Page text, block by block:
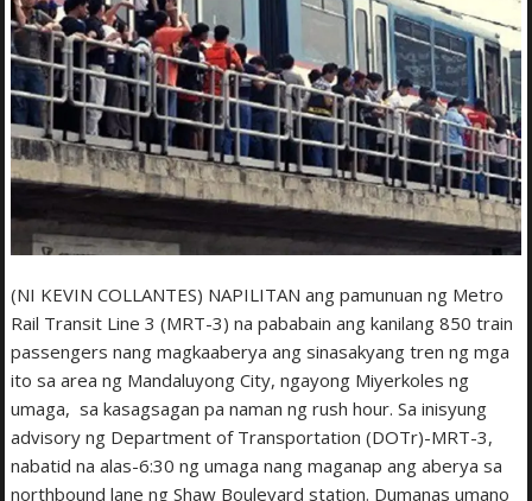
(NI KEVIN COLLANTES) NAPILITAN ang pamunuan ng Metro
Rail Transit Line 3 (MRT-3) na pababain ang kanilang 850 train
passengers nang magkaaberya ang sinasakyang tren ng mga
ito sa area ng Mandaluyong City, ngayong Miyerkoles ng
umaga, sa kasagsagan pa naman ng rush hour. Sa inisyung
advisory ng Department of Transportation (DOTr)-MRT-3,
nabatid na alas-6:30 ng umaga nang maganap ang aberya sa
northbound lane ng Shaw Boulevard station. Dumanas umano